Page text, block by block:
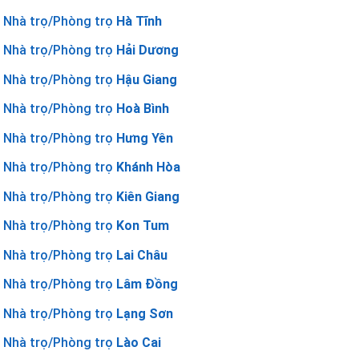
Nhà trọ/Phòng trọ Hà Tĩnh
Nhà trọ/Phòng trọ Hải Dương
Nhà trọ/Phòng trọ Hậu Giang
Nhà trọ/Phòng trọ Hoà Bình
Nhà trọ/Phòng trọ Hưng Yên
Nhà trọ/Phòng trọ Khánh Hòa
Nhà trọ/Phòng trọ Kiên Giang
Nhà trọ/Phòng trọ Kon Tum
Nhà trọ/Phòng trọ Lai Châu
Nhà trọ/Phòng trọ Lâm Đồng
Nhà trọ/Phòng trọ Lạng Sơn
Nhà trọ/Phòng trọ Lào Cai